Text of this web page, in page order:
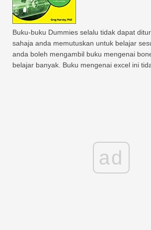
Buku-buku Dummies selalu tidak dapat
sahaja anda memutuskan untuk belajar
anda boleh mengambil buku mengenai
belajar banyak. Buku mengenai excel ini
ad